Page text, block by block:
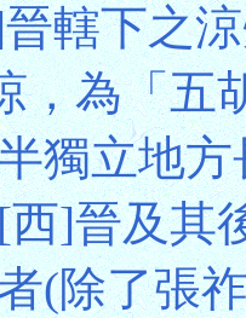
轄下之
，為「五
獨立地
]晉及其
(除了張